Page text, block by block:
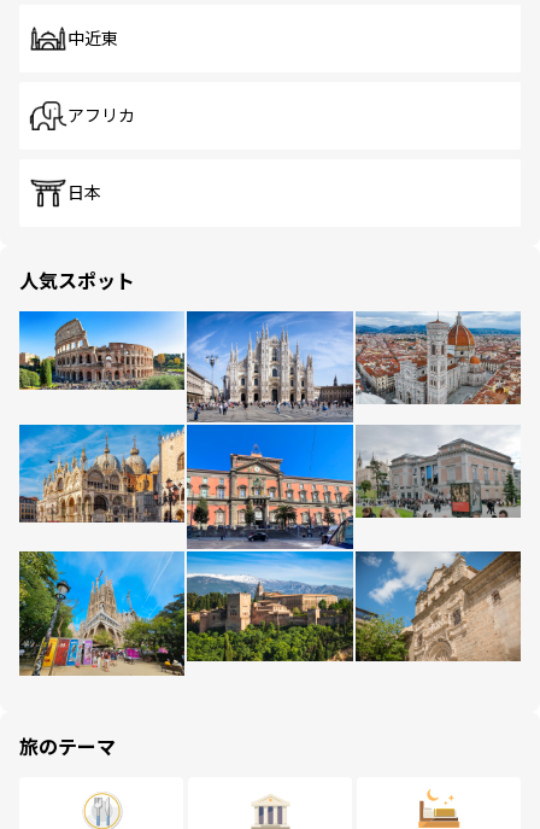
中近東
アフリカ
日本
人気スポット
旅のテーマ